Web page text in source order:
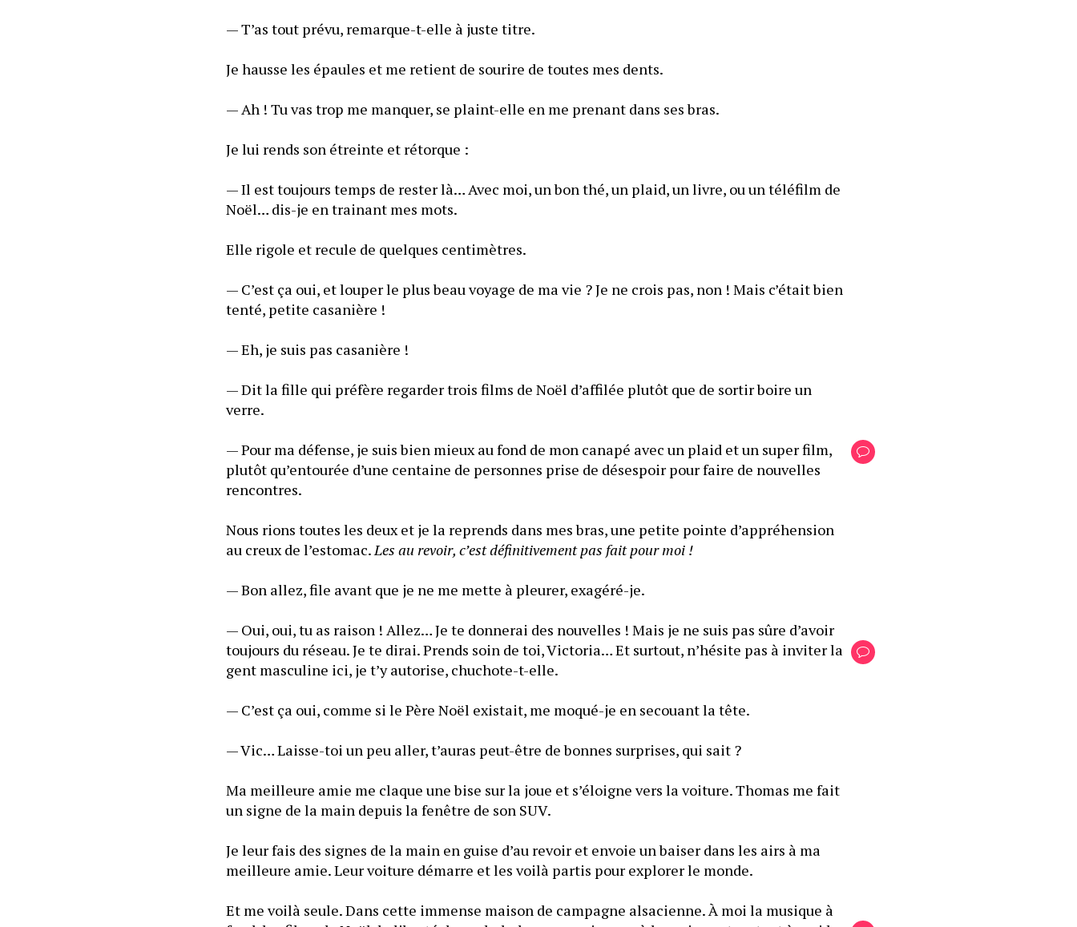
— T’as tout prévu, remarque-t-elle à juste titre.
Je hausse les épaules et me retient de sourire de toutes mes dents.
— Ah ! Tu vas trop me manquer, se plaint-elle en me prenant dans ses bras.
Je lui rends son étreinte et rétorque :
— Il est toujours temps de rester là… Avec moi, un bon thé, un plaid, un livre, ou un téléfilm de
Noël… dis-je en trainant mes mots.
Elle rigole et recule de quelques centimètres.
— C’est ça oui, et louper le plus beau voyage de ma vie ? Je ne crois pas, non ! Mais c’était bien
tenté, petite casanière !
— Eh, je suis pas casanière !
— Dit la fille qui préfère regarder trois films de Noël d’affilée plutôt que de sortir boire un
verre.
— Pour ma défense, je suis bien mieux au fond de mon canapé avec un plaid et un super film,
plutôt qu’entourée d’une centaine de personnes prise de désespoir pour faire de nouvelles
rencontres.
Nous rions toutes les deux et je la reprends dans mes bras, une petite pointe d’appréhension
au creux de l’estomac. Les au revoir, c’est définitivement pas fait pour moi !
— Bon allez, file avant que je ne me mette à pleurer, exagéré-je.
— Oui, oui, tu as raison ! Allez… Je te donnerai des nouvelles ! Mais je ne suis pas sûre d’avoir
toujours du réseau. Je te dirai. Prends soin de toi, Victoria… Et surtout, n’hésite pas à inviter la
gent masculine ici, je t’y autorise, chuchote-t-elle.
— C’est ça oui, comme si le Père Noël existait, me moqué-je en secouant la tête.
— Vic… Laisse-toi un peu aller, t’auras peut-être de bonnes surprises, qui sait ?
Ma meilleure amie me claque une bise sur la joue et s’éloigne vers la voiture. Thomas me fait
un signe de la main depuis la fenêtre de son SUV.
Je leur fais des signes de la main en guise d’au revoir et envoie un baiser dans les airs à ma
meilleure amie. Leur voiture démarre et les voilà partis pour explorer le monde.
Et me voilà seule. Dans cette immense maison de campagne alsacienne. À moi la musique à